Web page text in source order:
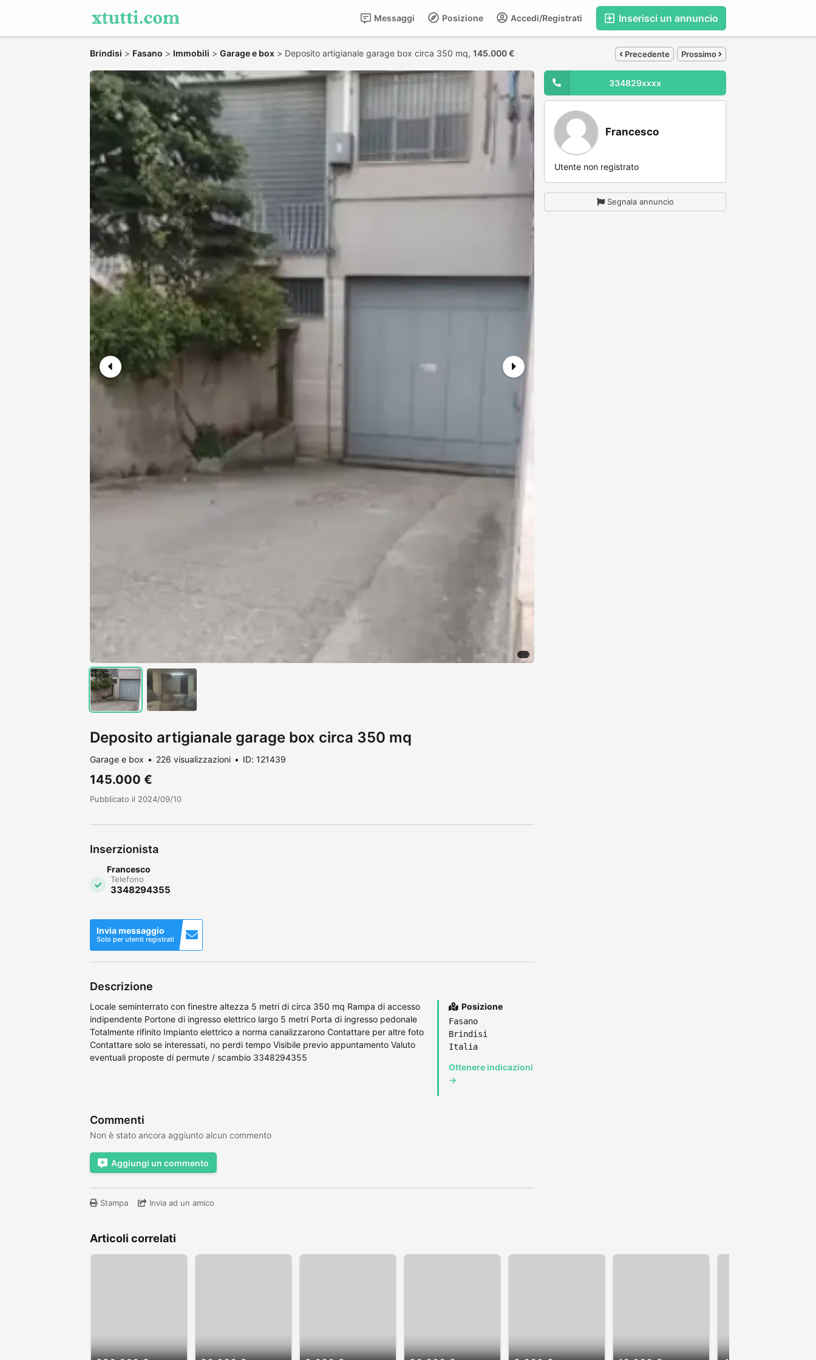
Inserisci un annuncio
Accedi/Registrati
Posizione
Messaggi
Brindisi > Fasano > Immobili > Garage e box > Deposito artigianale garage box circa 350 mq, 145.000 € Precedente Prossimo
Deposito artigianale garage box circa 350 mq
Garage e box 226 visualizzazioni ID: 121439
145.000 €
Pubblicato il 2024/09/10
Inserzionista
Francesco
Telefono
3348294355
Invia messaggio
Solo per utenti registrati
Descrizione
Locale seminterrato con finestre altezza 5 metri di circa 350 mq Rampa di accesso
indipendente Portone di ingresso elettrico largo 5 metri Porta di ingresso pedonale
Totalmente rifinito Impianto elettrico a norma canalizzarono Contattare per altre foto
Contattare solo se interessati, no perdi tempo Visibile previo appuntamento Valuto
eventuali proposte di permute / scambio 3348294355
Posizione
Fasano
Brindisi
Italia
Ottenere indicazioni
→
Commenti
Non è stato ancora aggiunto alcun commento
Aggiungi un commento
Stampa Invia ad un amico
334829xxxx
Francesco
Utente non registrato
Segnala annuncio
Articoli correlati